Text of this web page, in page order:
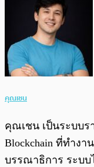
คุณเชน
คุณเชน เป็นระบบร
Blockchain ที่ทำง
บรรณาธิการ ระบ